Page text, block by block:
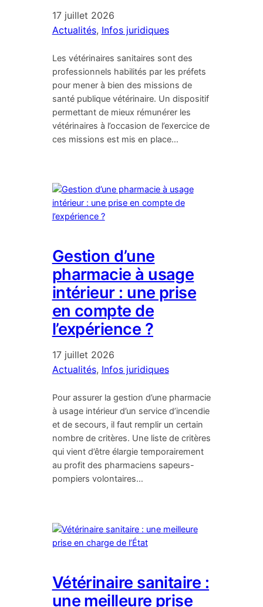
17 juillet 2026
Actualités, Infos juridiques
Les vétérinaires sanitaires sont des
professionnels habilités par les préfets
pour mener à bien des missions de
santé publique vétérinaire. Un dispositif
permettant de mieux rémunérer les
vétérinaires à l’occasion de l’exercice de
ces missions est mis en place…
Gestion d’une
pharmacie à usage
intérieur : une prise
en compte de
l’expérience ?
17 juillet 2026
Actualités, Infos juridiques
Pour assurer la gestion d’une pharmacie
à usage intérieur d’un service d’incendie
et de secours, il faut remplir un certain
nombre de critères. Une liste de critères
qui vient d’être élargie temporairement
au profit des pharmaciens sapeurs-
pompiers volontaires…
Vétérinaire sanitaire :
une meilleure prise